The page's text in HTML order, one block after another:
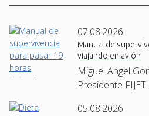
07.08.2026
Manual de
viajando en avión
Miguel Angel
Presidente
05.08.2026